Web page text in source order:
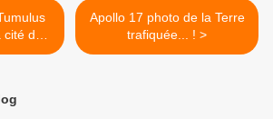
de
!
Apollo 17 photo de la Terre
trafiquée... ! >